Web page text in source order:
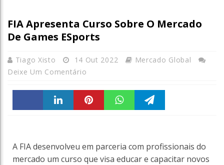
FIA Apresenta Curso Sobre O Mercado
De Games ESports
Tiago Xisto 14 Out 2022
Mercado Global
Deixe Um Comentário
A FIA desenvolveu em parceria com profissionais do
mercado um curso que visa educar e capacitar novos